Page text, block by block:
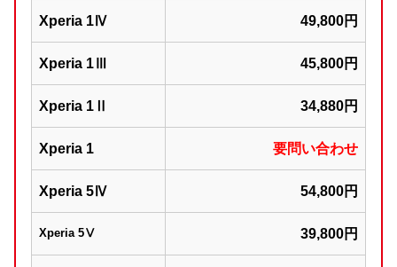
Xperia 1Ⅳ 49,800円
Xperia 1Ⅲ 45,800円
Xperia 1Ⅱ 34,880円
Xperia 1 要問い合わせ
Xperia 5Ⅳ 54,800円
Xperia 5Ⅴ 39,800円